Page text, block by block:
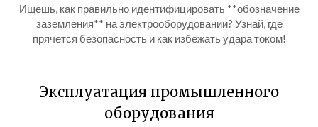
Ищешь, как правильно идентифицировать **обозначение
заземления** на электрооборудовании? Узнай, где
прячется безопасность и как избежать удара током!
Эксплуатация промышленного
оборудования